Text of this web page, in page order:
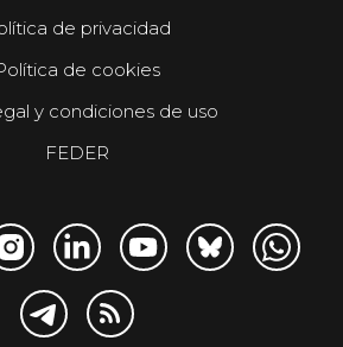
de privacidad
de cookies
y condiciones de uso
FEDER